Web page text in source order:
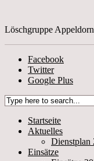
Löschgruppe Appeldorn
Facebook
Twitter
Google Plus
Startseite
Aktuelles
Dienstplan
Einsätze